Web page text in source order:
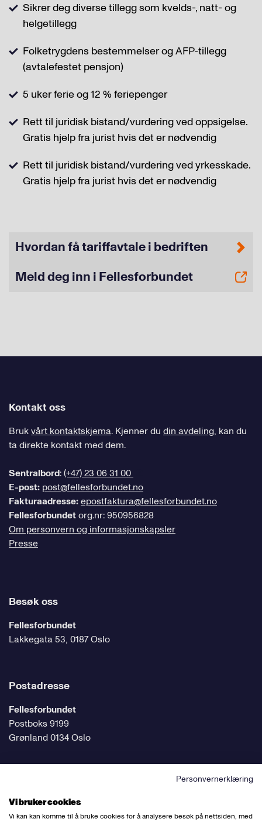
Sikrer deg diverse tillegg som kvelds-, natt- og
helgetillegg
Folketrygdens bestemmelser og AFP-tillegg
(avtalefestet pensjon)
5 uker ferie og 12 % feriepenger
Rett til juridisk bistand/vurdering ved oppsigelse.
Gratis hjelp fra jurist hvis det er nødvendig
Rett til juridisk bistand/vurdering ved yrkesskade.
Gratis hjelp fra jurist hvis det er nødvendig
Hvordan få tariffavtale i bedriften
Meld deg inn i Fellesforbundet
Kontakt oss
Brukvårt kontaktskjema. Kjenner du din avdeling, kan du
ta direkte kontakt med dem.
Sentralbord:(+47) 23 06 31 00
E-post: post@fellesforbundet.no
Fakturaadresse:epostfaktura@fellesforbundet.no
Fellesforbundetorg.nr: 950956828
Om personvern og informasjonskapsler
Presse
Besøk oss
Fellesforbundet
Lakkegata 53, 0187 Oslo
Postadresse
Fellesforbundet
Postboks 9199
Grønland 0134 Oslo
Følg oss på sosiale medier
Personvernerklæring
Vi bruker cookies
Vi kan kan komme til å bruke cookies for å analysere besøk på nettsiden, med